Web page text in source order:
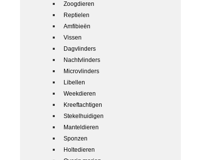
Zoogdieren
Reptielen
Amfibieën
Vissen
Dagvlinders
Nachtvlinders
Microvlinders
Libellen
Weekdieren
Kreeftachtigen
Stekelhuidigen
Manteldieren
Sponzen
Holtedieren